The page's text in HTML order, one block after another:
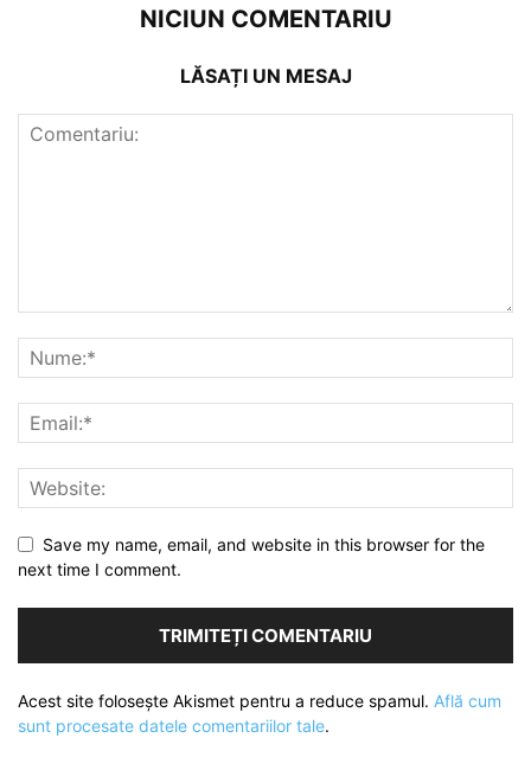
NICIUN COMENTARIU
LĂSAȚI UN MESAJ
Save my name, email, and website in this browser for the
next time I comment.
Acest site folosește Akismet pentru a reduce spamul. Află cum
sunt procesate datele comentariilor tale.